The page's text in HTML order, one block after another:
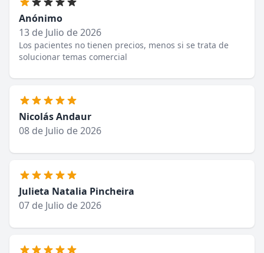
Anónimo
13 de Julio de 2026
Los pacientes no tienen precios, menos si se trata de
solucionar temas comercial
Nicolás Andaur
08 de Julio de 2026
Julieta Natalia Pincheira
07 de Julio de 2026